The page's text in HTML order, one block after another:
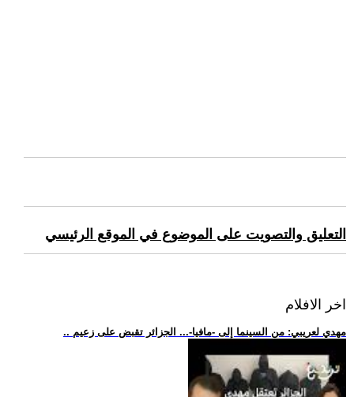
التعليق والتصويت على الموضوع في الموقع الرئيسي
اخر الافلام
.. مهدي لعريبي: من السينما إلى -مافيا-... الجزائر تقبض على زعيم